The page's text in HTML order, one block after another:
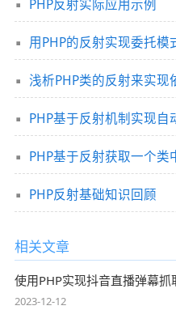
PHP反射实际应用示例
用PHP的反射实现委托模
浅析PHP类的反射来实现
PHP基于反射机制实现
PHP基于反射获取一个类
PHP反射基础知识回顾
相关文章
使用PHP实现抖音直播弹幕抓
2023-12-12